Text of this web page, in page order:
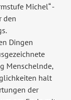
Michel“ -
den
Dingen
Menschelnde,
halt
der